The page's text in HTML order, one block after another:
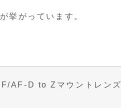
挙がっています。
AF-D to Zマウントレンズ